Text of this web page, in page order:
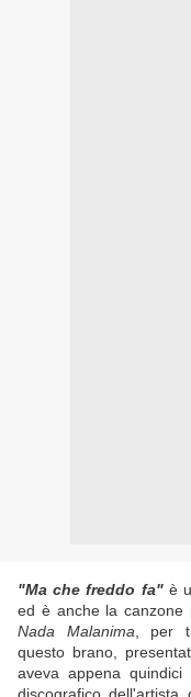
"Ma che freddo fa"è
ed è anche la canzone
Nada Malanima , per
questo brano,
aveva appena